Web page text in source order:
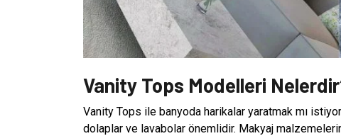
Vanity Tops Modelleri
Vanity Tops ile banyoda harikalar yaratmak mı
dolaplar ve lavabolar önemlidir. Makyaj